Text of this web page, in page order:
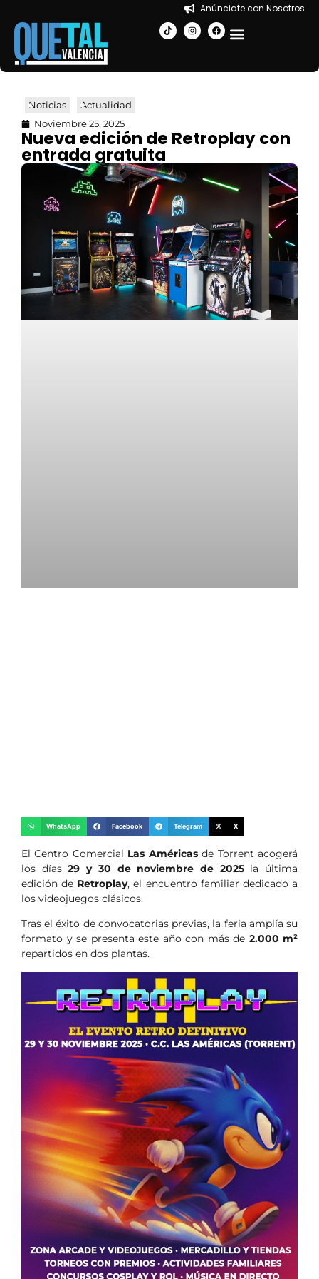
Anúnciate con Nosotros
Noticias
Actualidad
Noviembre 25, 2025
Nueva edición de Retroplay con
entrada gratuita
WhatsApp Facebook Telegram X
El Centro Comercial Las Américasde Torrent acogerá
los días29 y 30 de noviembre de 2025la última
edición de Retroplay, el encuentro familiar dedicado a
los videojuegos clásicos.
Tras el éxito de convocatorias previas, la feria amplía su
formato y se presenta este año con más de 2.000 m²
repartidos en dos plantas.